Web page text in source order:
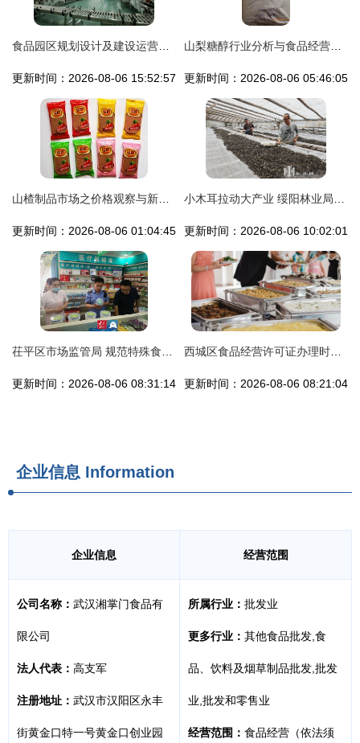
更新时间：2026-08-06 15:52:57 更新时间：2026-08-06 05:46:05
更新时间：2026-08-06 01:04:45 更新时间：2026-08-06 10:02:01
更新时间：2026-08-06 08:31:14 更新时间：2026-08-06 08:21:04
企业信息 Information
企业信息 经营范围
公司名称： 武汉湘掌门食品有
限公司
法人代表： 高支军
注册地址： 武汉市汉阳区永丰
街黄金口特一号黄金口创业园
所属行业： 批发业
更多行业： 其他食品批发,食
品、饮料及烟草制品批发,批发
业,批发和零售业
经营范围： 食品经营（依法须